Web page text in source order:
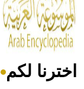
من مادة
أجود أنواعه،
هل تعلم أن
اخترنا لكم